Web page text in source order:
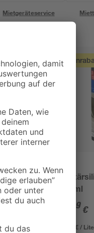
Mietgeräteservice
mit
310 ml
99 €
29,00 € /